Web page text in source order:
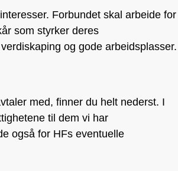
Forbundet skal arbeide for
som styrker deres
og gode arbeidsplasser.
med, finner du helt nederst. I
til dem vi har
også for HFs eventuelle